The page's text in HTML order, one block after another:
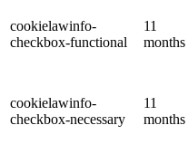
cookielawinfo-
checkbox-functional
11
months
cookielawinfo-
checkbox-necessary
11
months